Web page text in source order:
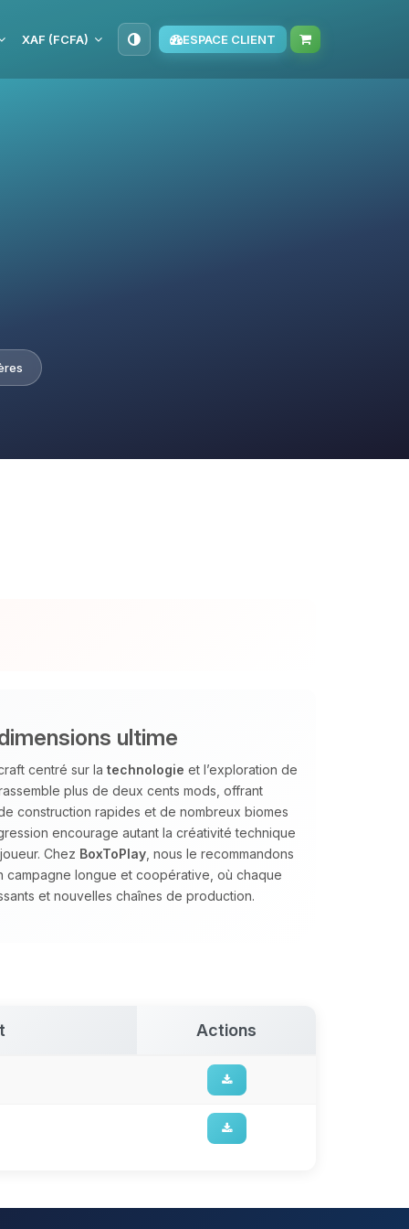
XAF (FCFA) ESPACE CLIENT
ultime
centré sur la technologie et l’exploration de
rassemble plus de deux cents mods, offrant
construction rapides et de nombreux biomes
encourage autant la créativité technique
Chez BoxToPlay , nous le recommandons
campagne longue et coopérative, où chaque
et nouvelles chaînes de production.
Actions